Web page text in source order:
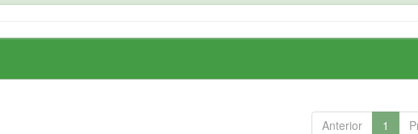
Anterior 1